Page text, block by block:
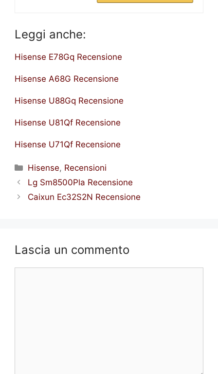
Leggi anche:
Hisense E78Gq Recensione
Hisense A68G Recensione
Hisense U88Gq Recensione
Hisense U81Qf Recensione
Hisense U71Qf Recensione
Categorie
Hisense, Recensioni
Lg Sm8500Pla Recensione
Caixun Ec32S2N Recensione
Lascia un commento